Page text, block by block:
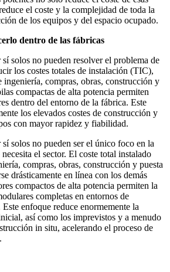
el coste y la complejidad de toda la
de los equipos y del espacio ocupado.
dentro de las fábricas
solos no pueden resolver el problema de
los costes totales de instalación (TIC),
ingeniería, compras, obras, construcción y
compactas de alta potencia permiten
dentro del entorno de la fábrica. Este
los elevados costes de construcción y
con mayor rapidez y fiabilidad.
solos no pueden ser el único foco en la
el sector. El coste total instalado
compras, obras, construcción y puesta
drásticamente en línea con los demás
compactos de alta potencia permiten la
completas en entornos de
enfoque reduce enormemente la
así como los imprevistos y a menudo
in situ, acelerando el proceso de